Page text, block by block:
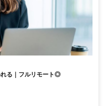
る｜フルリモート◎